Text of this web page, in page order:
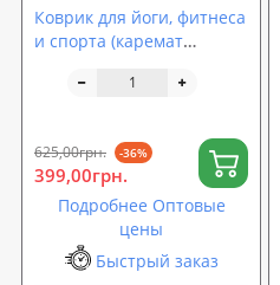
Коврик для йоги, фитнеса
и спорта (каремат
Спорт 8мм + чехол (n-
625,00грн. -36%
399,00грн.
Подробнее Оптовые
цены
Быстрый заказ